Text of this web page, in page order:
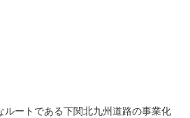
ートである下関北九州道路の事業化